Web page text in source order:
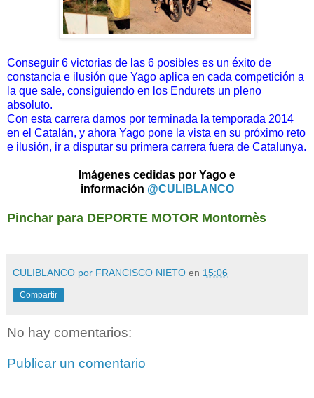
Conseguir 6 victorias de las 6 posibles es un éxito de
constancia e ilusión que Yago aplica en cada competición a
la que sale, consiguiendo en los Endurets un pleno
absoluto.
Con esta carrera damos por terminada la temporada 2014
en el Catalán, y ahora Yago pone la vista en su próximo reto
e ilusión, ir a disputar su primera carrera fuera de Catalunya.
Imágenes cedidas por Yago e
información @CULIBLANCO
Pinchar para DEPORTE MOTOR Montornès
CULIBLANCO por FRANCISCO NIETO en 15:06
Compartir
No hay comentarios:
Publicar un comentario